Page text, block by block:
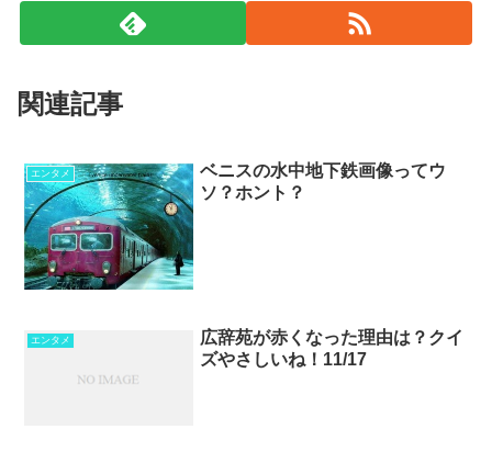
関連記事
エンタメ
ベニスの水中地下鉄画像ってウ
ソ？ホント？
エンタメ
広辞苑が赤くなった理由は？クイ
ズやさしいね！11/17